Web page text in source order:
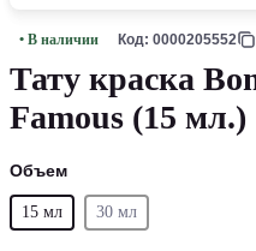
• В наличии Код: 0000205552
Тату краска
Famous (15 мл.)
Объем
15 мл 30 мл